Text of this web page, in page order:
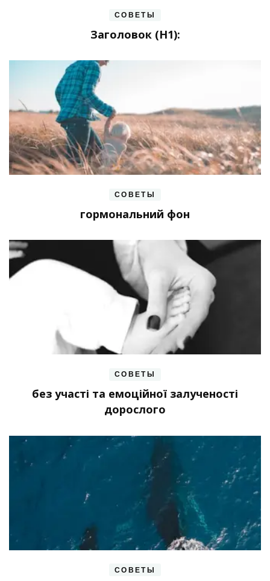
СОВЕТЫ
Заголовок (H1):
СОВЕТЫ
гормональний фон
СОВЕТЫ
без участі та емоційної залученості
дорослого
СОВЕТЫ